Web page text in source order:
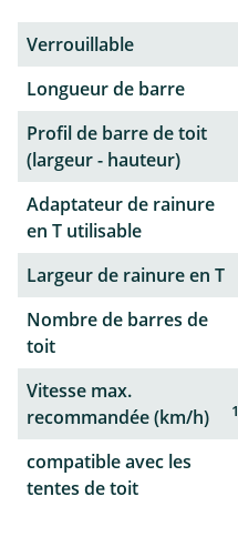
Verrouillable
Longueur de barre
Profil de barre de toit
(largeur - hauteur)
Adaptateur de rainure
en T utilisable
Largeur de rainure en T
Nombre de barres de
toit
Vitesse max.
recommandée (km/h)
1
compatible avec les
tentes de toit